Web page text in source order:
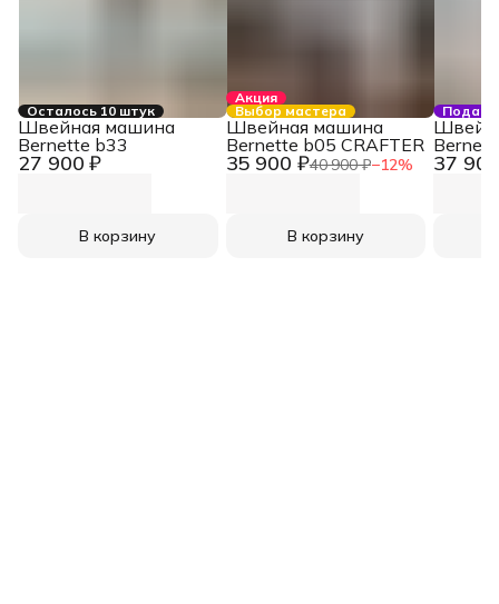
Осталось 10 штук
27 900 ₽
Швейная машина
Bernette b33
В корзину
Акция
Выбор мастера
35 900 ₽40 900 ₽−12%
Швейная машина
Bernette b05 CRAFTER
В корзину
37